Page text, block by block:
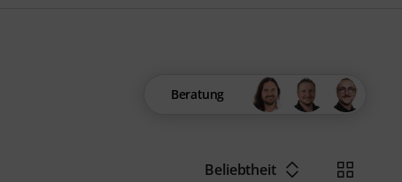
Beratung
Beliebtheit